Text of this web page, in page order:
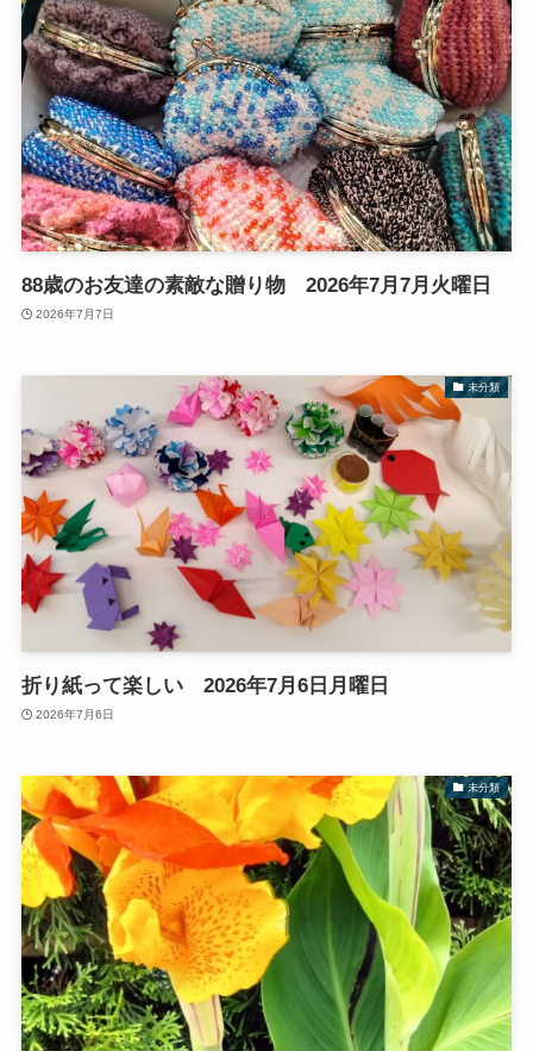
88歳のお友達の素敵な贈り物 2026年7月7月火曜日
2026年7月7日
未分類
折り紙って楽しい 2026年7月6日月曜日
2026年7月6日
未分類